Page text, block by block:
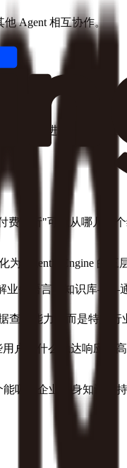
他 Agent 相互协作。
出击。
孤立的系统。
习、能进化的 Agent
分析"可以从哪几十
Agentic Engine 的三
业务语言的知识库——
查询能力，而是特
户对什么触达响应率
吸收企业自身知识、持